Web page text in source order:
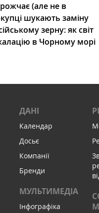
(але не в
шукають заміну
зерну: як світ
в Чорному морі
ДАНІ
Календар
Досьє
Компанії
Бренди
МУЛЬТИМЕДІА
Інфографіка